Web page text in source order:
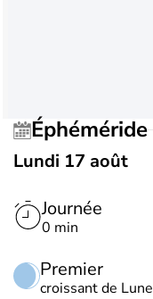
Éphéméride
Lundi 17 août
Journée
0 min
Premier
croissant de Lune